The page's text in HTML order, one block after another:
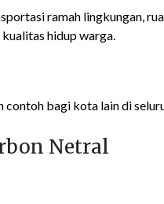
ramah lingkungan,
hidup warga.
bagi kota lain di
Netral